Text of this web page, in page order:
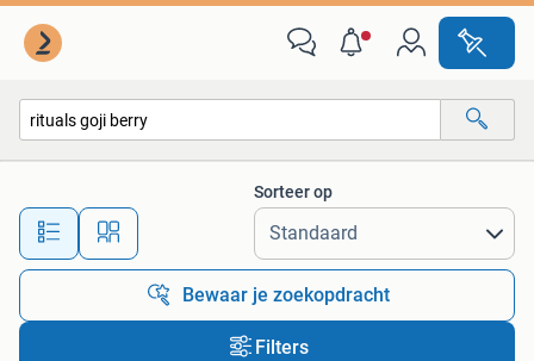
Alle afstanden…
Sorteer op
Bewaar je zoekopdracht
Filters